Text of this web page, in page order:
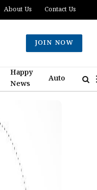
About Us Contact Us
JOIN NOW
Happy
News
Auto